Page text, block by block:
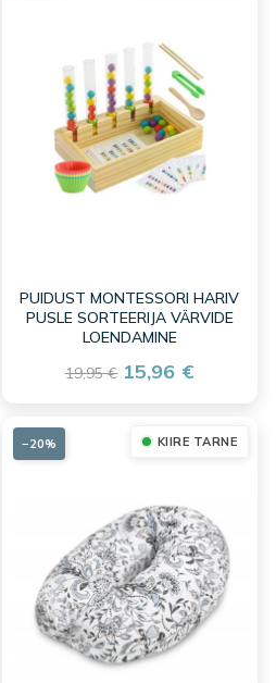
PUIDUST MONTESSORI HARIV
PUSLE SORTEERIJA VÄRVIDE
LOENDAMINE
19,95 € 15,96 €
KIIRE TARNE
−20%